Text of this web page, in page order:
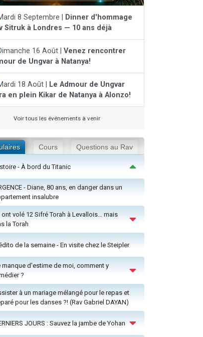
8 Septembre |
Dinner d'hommage
Sitruk à Londres — 10 ans déjà
16 Août | Venez rencontrer
de Ungvar à Natanya!
18 Août |
Le Admour de Ungvar
en plein Kikar de Natanya à Alonzo!
Voir tous les événements à venir
Cours Questions au Rav
- À bord du Titanic
- Diane, 80 ans, en danger dans un
insalubre
ont volé 12 Sifré Torah à Levallois… mais
la Torah
de la semaine - En visite chez le Steipler
manque d'estime de moi, comment y
?
à un mariage mélangé pour le repas et
pour les danses ?! (Rav Gabriel DAYAN)
JOURS : Sauvez la jambe de Yohan